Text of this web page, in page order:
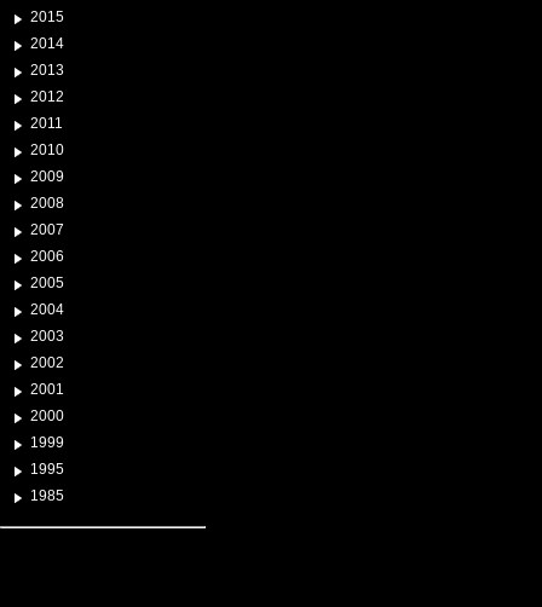
2015
2014
2013
2012
2011
2010
2009
2008
2007
2006
2005
2004
2003
2002
2001
2000
1999
1995
1985